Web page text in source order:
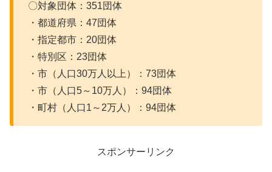
〇対象団体：351団体
・都道府県：47団体
・指定都市：20団体
・特別区：23団体
・市（人口30万人以上）：73団体
・市（人口5～10万人）：94団体
・町村（人口1～2万人）：94団体
スポンサーリンク